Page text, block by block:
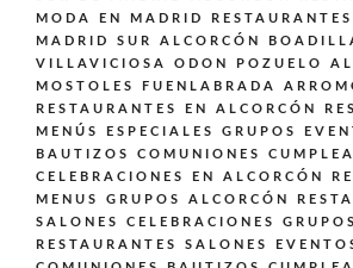
MODA EN MADRID
MADRID SUR ALCORCÓN
VILLAVICIOSA ODON POZUELO
MOSTOLES FUENLABRADA
RESTAURANTES EN ALCORCÓN
MENÚS ESPECIALES GRUPOS
BAUTIZOS COMUNIONES
CELEBRACIONES EN ALCORCÓN
MENUS GRUPOS ALCORCÓN
SALONES CELEBRACIONES
RESTAURANTES SALONES